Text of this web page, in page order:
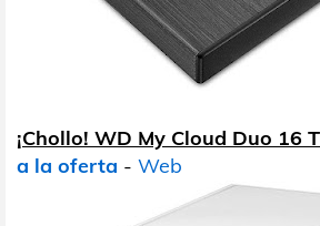
¡Chollo! WD My Cloud Duo 16
a la oferta - Web